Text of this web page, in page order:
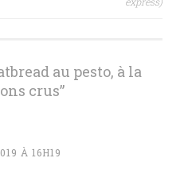
au pesto, à la
crus”
À 16H19